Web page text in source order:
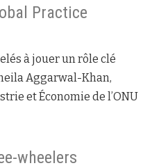
Practice
à jouer un rôle clé
Aggarwal-Khan,
et Économie de l’ONU
wheelers